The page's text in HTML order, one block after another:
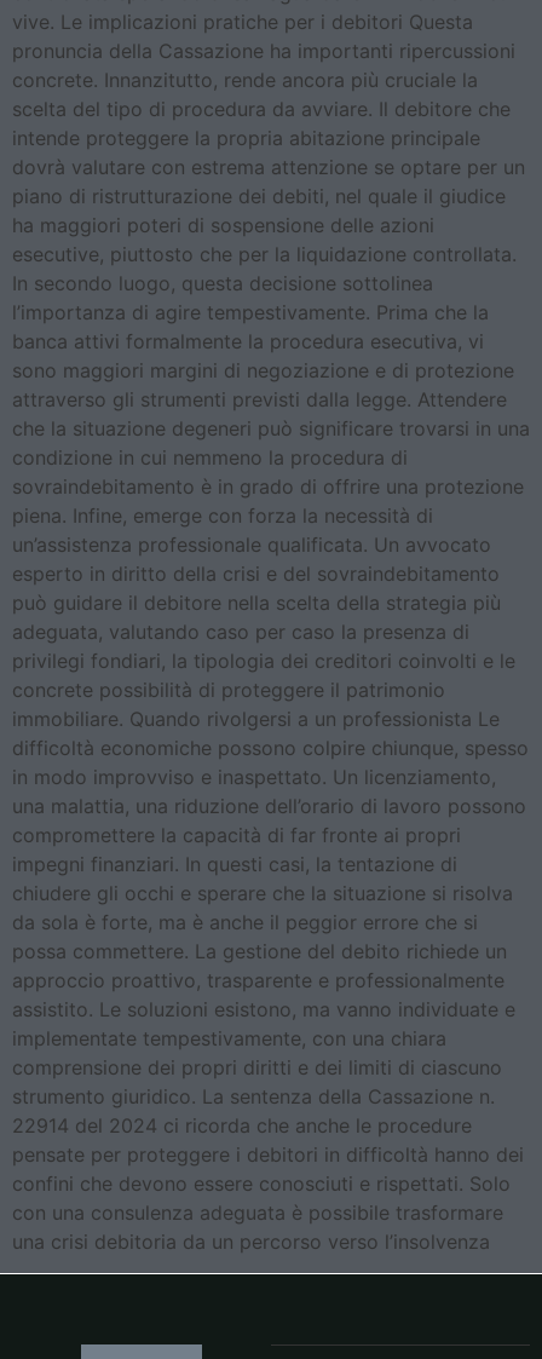
vive. Le implicazioni pratiche per i debitori Questa
pronuncia della Cassazione ha importanti ripercussioni
concrete. Innanzitutto, rende ancora più cruciale la
scelta del tipo di procedura da avviare. Il debitore che
intende proteggere la propria abitazione principale
dovrà valutare con estrema attenzione se optare per un
piano di ristrutturazione dei debiti, nel quale il giudice
ha maggiori poteri di sospensione delle azioni
esecutive, piuttosto che per la liquidazione controllata.
In secondo luogo, questa decisione sottolinea
l’importanza di agire tempestivamente. Prima che la
banca attivi formalmente la procedura esecutiva, vi
sono maggiori margini di negoziazione e di protezione
attraverso gli strumenti previsti dalla legge. Attendere
che la situazione degeneri può significare trovarsi in una
condizione in cui nemmeno la procedura di
sovraindebitamento è in grado di offrire una protezione
piena. Infine, emerge con forza la necessità di
un’assistenza professionale qualificata. Un avvocato
esperto in diritto della crisi e del sovraindebitamento
può guidare il debitore nella scelta della strategia più
adeguata, valutando caso per caso la presenza di
privilegi fondiari, la tipologia dei creditori coinvolti e le
concrete possibilità di proteggere il patrimonio
immobiliare. Quando rivolgersi a un professionista Le
difficoltà economiche possono colpire chiunque, spesso
in modo improvviso e inaspettato. Un licenziamento,
una malattia, una riduzione dell’orario di lavoro possono
compromettere la capacità di far fronte ai propri
impegni finanziari. In questi casi, la tentazione di
chiudere gli occhi e sperare che la situazione si risolva
da sola è forte, ma è anche il peggior errore che si
possa commettere. La gestione del debito richiede un
approccio proattivo, trasparente e professionalmente
assistito. Le soluzioni esistono, ma vanno individuate e
implementate tempestivamente, con una chiara
comprensione dei propri diritti e dei limiti di ciascuno
strumento giuridico. La sentenza della Cassazione n.
22914 del 2024 ci ricorda che anche le procedure
pensate per proteggere i debitori in difficoltà hanno dei
confini che devono essere conosciuti e rispettati. Solo
con una consulenza adeguata è possibile trasformare
una crisi debitoria da un percorso verso l’insolvenza